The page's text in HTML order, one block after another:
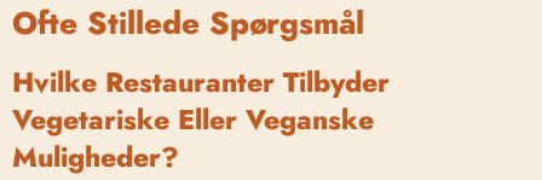
Ofte Stillede Spørgsmål
Hvilke Restauranter Tilbyder
Vegetariske Eller Veganske
Muligheder?